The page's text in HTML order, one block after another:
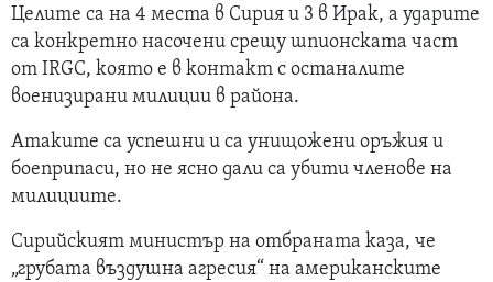
Целите са на 4 места в Сирия и 3 в Ирак, а ударите
са конкретно насочени срещу шпионската част
от IRGC, която е в контакт с останалите
военизирани милиции в района.
Атаките са успешни и са унищожени оръжия и
боеприпаси, но не ясно дали са убити членове на
милициите.
Сирийският министър на отбраната каза, че
„грубата въздушна агресия“ на американските